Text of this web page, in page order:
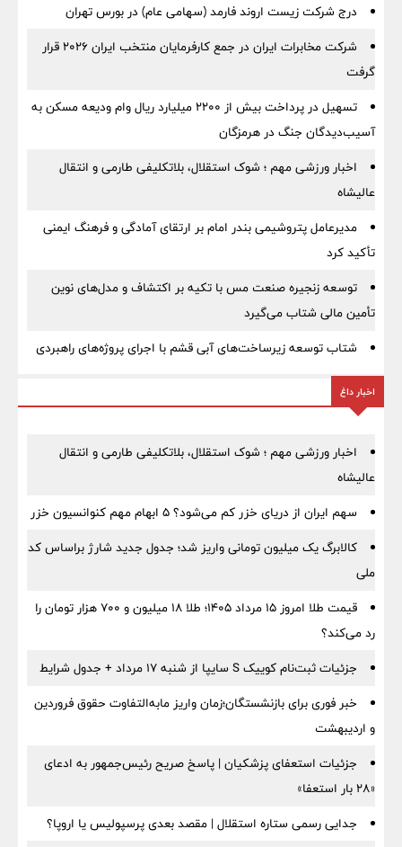
درج شرکت زیست اروند فارمد (سهامی عام) در بورس تهران
شرکت مخابرات ایران در جمع کارفرمایان منتخب ایران ۲۰۲۶ قرار
گرفت
تسهیل در پرداخت بیش از ۲۲۰۰ میلیارد ریال وام ودیعه مسکن به
آسیب‌دیدگان جنگ در هرمزگان
اخبار ورزشی مهم ؛ شوک استقلال، بلاتکلیفی طارمی و انتقال
عالیشاه
مدیرعامل پتروشیمی بندر امام بر ارتقای آمادگی و فرهنگ ایمنی
تأکید کرد
توسعه زنجیره صنعت مس با تکیه بر اکتشاف و مدل‌های نوین
تأمین مالی شتاب می‌گیرد
شتاب توسعه زیرساخت‌های آبی قشم با اجرای پروژه‌های راهبردی
اخبار داغ
اخبار ورزشی مهم ؛ شوک استقلال، بلاتکلیفی طارمی و انتقال
عالیشاه
سهم ایران از دریای خزر کم می‌شود؟ ۵ ابهام مهم کنوانسیون خزر
کالابرگ یک میلیون تومانی واریز شد؛ جدول جدید شارژ براساس کد
ملی
قیمت طلا امروز ۱۵ مرداد ۱۴۰۵؛ طلا ۱۸ میلیون و ۷۰۰ هزار تومان را
رد می‌کند؟
جزئیات ثبت‌نام کوییک S سایپا از شنبه ۱۷ مرداد + جدول شرایط
خبر فوری برای بازنشستگان؛زمان واریز مابه‌التفاوت حقوق فروردین
و اردیبهشت
جزئیات استعفای پزشکیان | پاسخ صریح رئیس‌جمهور به ادعای
«۲۸ بار استعفا»
جدایی رسمی ستاره استقلال | مقصد بعدی پرسپولیس یا اروپا؟